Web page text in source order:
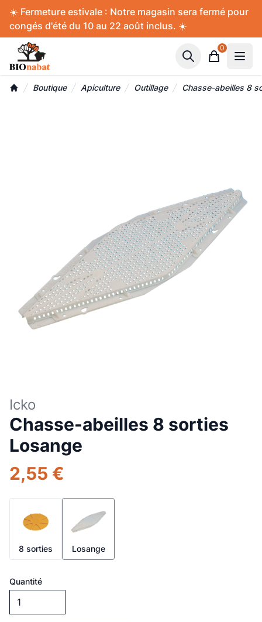
Accès au contenu
☀️ Fermeture estivale : Notre magasin sera fermé pour
congés d'été du 10 au 22 août inclus. ☀️
Panier
0
Boutique Apiculture Outillage Chasse-abeilles 8
Icko
Chasse-abeilles 8 sorties
Losange
2,55 €
8 sorties Losange
Quantité
Panneau de gestion des cookies